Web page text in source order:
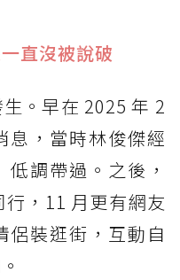
直沒被說破
。早在 2025 年 2
息，當時林俊傑經
調帶過。之後，
，11 月更有網友
侶裝逛街，互動自